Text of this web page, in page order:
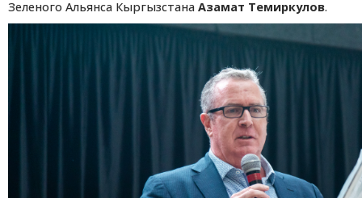
Зеленого Альянса Кыргызстана Азамат Темиркулов.